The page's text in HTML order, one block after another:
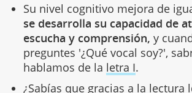
Su nivel cognitivo mejora de
se desarrolla su capacidad de
escucha y comprensión, y
preguntes '¿Qué vocal soy?',
hablamos de la letra I.
¿Sabías que gracias a la lectura